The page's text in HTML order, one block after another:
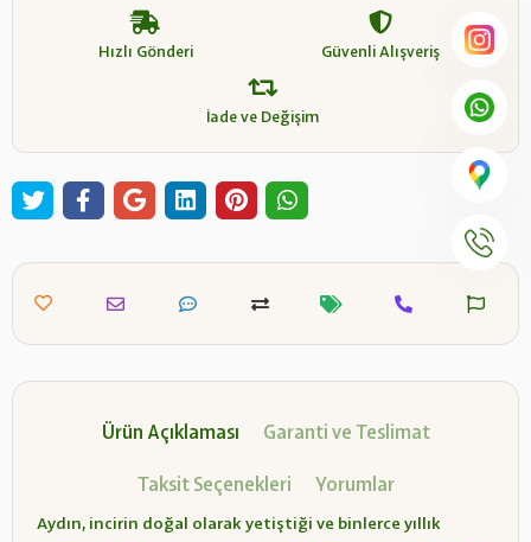
Hızlı Gönderi Güvenli Alışveriş
İade ve Değişim
Ürün Açıklaması Garanti ve Teslimat
Taksit Seçenekleri Yorumlar
Aydın, incirin doğal olarak yetiştiği ve binlerce yıllık